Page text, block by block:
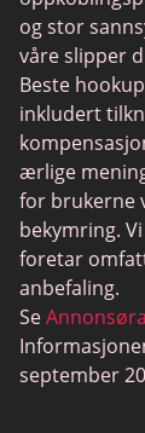
og stor
våre slipper
Beste
inkludert
ærlige
for brukerne
bekymring.
foretar
anbefaling.
Se
september